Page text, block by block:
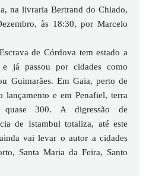
na livraria Bertrand do Chiado,
às 18:30, por Marcelo
de Córdova tem estado a
já passou por cidades como
Guimarães. Em Gaia, perto de
lançamento e em Penafiel, terra
quase 300. A digressão de
de Istambul totaliza, até este
vai levar o autor a cidades
Santa Maria da Feira, Santo